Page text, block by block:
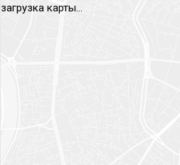
загрузка карты...